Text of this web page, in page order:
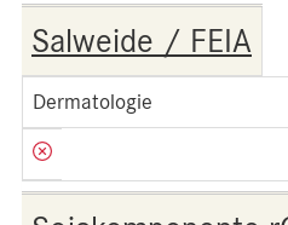
Salweide / FEIA
Dermatologie